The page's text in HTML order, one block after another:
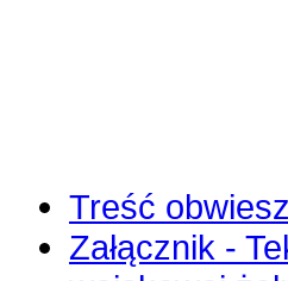
Treść
Załącznik -